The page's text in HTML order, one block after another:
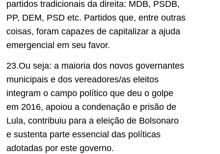
partidos tradicionais da direita: MDB, PSDB,
PP, DEM, PSD etc. Partidos que, entre outras
coisas, foram capazes de capitalizar a ajuda
emergencial em seu favor.
23.Ou seja: a maioria dos novos governantes
municipais e dos vereadores/as eleitos
integram o campo político que deu o golpe
em 2016, apoiou a condenação e prisão de
Lula, contribuiu para a eleição de Bolsonaro
e sustenta parte essencial das políticas
adotadas por este governo.